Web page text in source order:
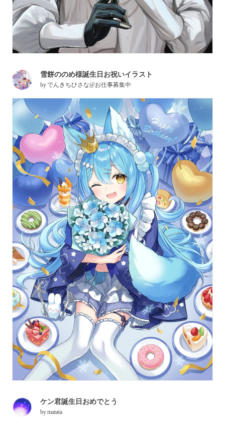
雪餅ののめ様誕生日お祝いイラスト
byでんきちひさな@お仕事募集中
ケン君誕生日おめでとう
bymatata